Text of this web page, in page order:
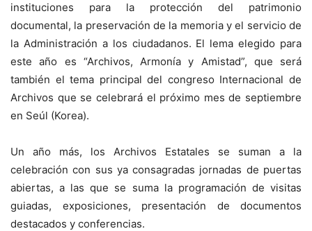
instituciones para la protección del patrimonio
documental, la preservación de la memoria y el servicio de
la Administración a los ciudadanos. El lema elegido para
este año es “Archivos, Armonía y Amistad”, que será
también el tema principal del congreso Internacional de
Archivos que se celebrará el próximo mes de septiembre
en Seúl (Korea).
Un año más, los Archivos Estatales se suman a la
celebración con sus ya consagradas jornadas de puertas
abiertas, a las que se suma la programación de visitas
guiadas, exposiciones, presentación de documentos
destacados y conferencias.